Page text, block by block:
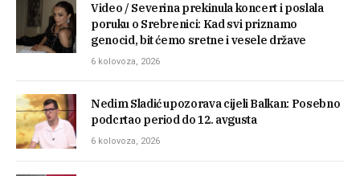
Video / Severina prekinula koncert i poslala
poruku o Srebrenici: Kad svi priznamo
genocid, bit ćemo sretne i vesele države
6 kolovoza, 2026
Nedim Sladić upozorava cijeli Balkan: Posebno
podcrtao period do 12. avgusta
6 kolovoza, 2026